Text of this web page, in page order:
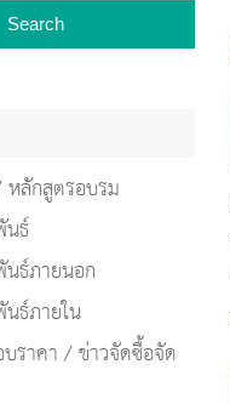
Search
ลักสูตรอบรม
นธ์
ธ์ภายนอก
ธ์ภายใน
ราคา / ข่าวจัดซื้อจัด